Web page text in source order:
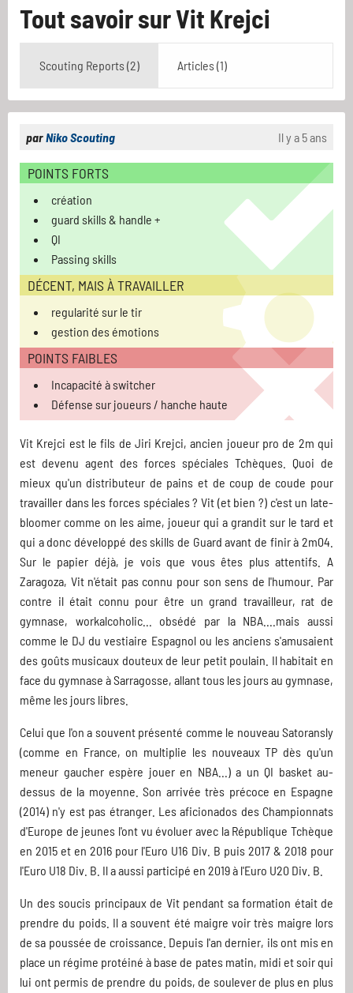
Tout savoir surVit Krejci
Scouting Reports (2) Articles (1)
parNiko Scouting Il y a 5 ans
POINTS FORTS
création
guard skills & handle +
QI
Passing skills
DÉCENT, MAIS À TRAVAILLER
regularité sur le tir
gestion des émotions
POINTS FAIBLES
Incapacité à switcher
Défense sur joueurs / hanche haute
Vit Krejci est le fils de Jiri Krejci, ancien joueur pro de 2m qui
est devenu agent des forces spéciales Tchèques. Quoi de
mieux qu'un distributeur de pains et de coup de coude pour
travailler dans les forces spéciales ? Vit (et bien ?) c'est un late-
bloomer comme on les aime, joueur qui a grandit sur le tard et
qui a donc développé des skills de Guard avant de finir à 2m04.
Sur le papier déjà, je vois que vous êtes plus attentifs. A
Zaragoza, Vit n'était pas connu pour son sens de l'humour. Par
contre il était connu pour être un grand travailleur, rat de
gymnase, workalcoholic... obsédé par la NBA....mais aussi
comme le DJ du vestiaire Espagnol ou les anciens s'amusaient
des goûts musicaux douteux de leur petit poulain. Il habitait en
face du gymnase à Sarragosse, allant tous les jours au gymnase,
même les jours libres.
Celui que l'on a souvent présenté comme le nouveau Satoransly
(comme en France, on multiplie les nouveaux TP dès qu'un
meneur gaucher espère jouer en NBA...) a un QI basket au-
dessus de la moyenne. Son arrivée très précoce en Espagne
(2014) n'y est pas étranger. Les aficionados des Championnats
d'Europe de jeunes l'ont vu évoluer avec la République Tchèque
en 2015 et en 2016 pour l'Euro U16 Div. B puis 2017 & 2018 pour
l'Euro U18 Div. B. Il a aussi participé en 2019 à l'Euro U20 Div. B.
Un des soucis principaux de Vit pendant sa formation était de
prendre du poids. Il a souvent été maigre voir très maigre lors
de sa poussée de croissance. Depuis l'an dernier, ils ont mis en
place un régime protéiné à base de pates matin, midi et soir qui
lui ont permis de prendre du poids, de soulever de plus en plus